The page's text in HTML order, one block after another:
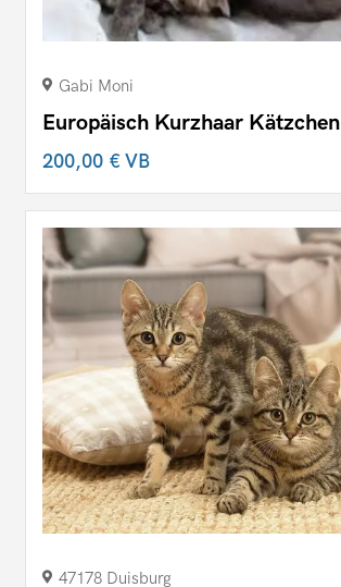
Gabi Moni
Europäisch Kurzhaar Kätzchen
200,00 €VB
47178 Duisburg